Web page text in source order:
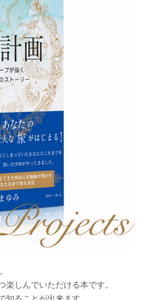
しんでいただける本です。